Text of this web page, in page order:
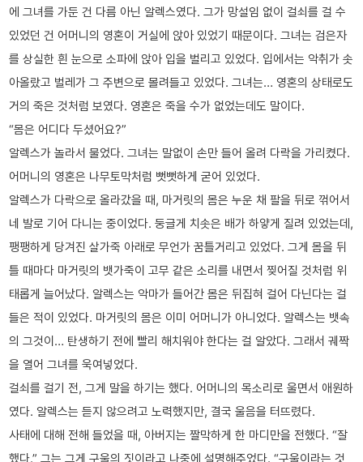
에 그녀를 가둔 건 다름 아닌 알렉스였다. 그가 망설임 없이 걸쇠를 걸 수
있었던 건 어머니의 영혼이 거실에 앉아 있었기 때문이다. 그녀는 검은자
를 상실한 흰 눈으로 소파에 앉아 입을 벌리고 있었다. 입에서는 악취가 솟
아올랐고 벌레가 그 주변으로 몰려들고 있었다. 그녀는… 영혼의 상태로도
거의 죽은 것처럼 보였다. 영혼은 죽을 수가 없었는데도 말이다.
“몸은 어디다 두셨어요?”
알렉스가 놀라서 물었다. 그녀는 말없이 손만 들어 올려 다락을 가리켰다.
어머니의 영혼은 나무토막처럼 뻣뻣하게 굳어 있었다.
알렉스가 다락으로 올라갔을 때, 마거릿의 몸은 누운 채 팔을 뒤로 꺾어서
네 발로 기어 다니는 중이었다. 둥글게 치솟은 배가 하얗게 질려 있었는데,
팽팽하게 당겨진 살가죽 아래로 무언가 꿈틀거리고 있었다. 그게 몸을 뒤
틀 때마다 마거릿의 뱃가죽이 고무 같은 소리를 내면서 찢어질 것처럼 위
태롭게 늘어났다. 알렉스는 악마가 들어간 몸은 뒤집혀 걸어 다닌다는 걸
들은 적이 있었다. 마거릿의 몸은 이미 어머니가 아니었다. 알렉스는 뱃속
의 그것이… 탄생하기 전에 빨리 해치워야 한다는 걸 알았다. 그래서 궤짝
을 열어 그녀를 욱여넣었다.
걸쇠를 걸기 전, 그게 말을 하기는 했다. 어머니의 목소리로 울면서 애원하
였다. 알렉스는 듣지 않으려고 노력했지만, 결국 울음을 터뜨렸다.
사태에 대해 전해 들었을 때, 아버지는 짤막하게 한 마디만을 전했다. “잘
했다.” 그는 그게 구울의 짓이라고 나중에 설명해주었다. “구울이라는 것